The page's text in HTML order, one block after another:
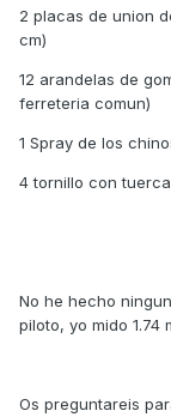
2 placas de union
cm)
12 arandelas de
ferreteria comun)
1 Spray de los
4 tornillo con
No he hecho
piloto, yo mido 1.74
Os preguntareis